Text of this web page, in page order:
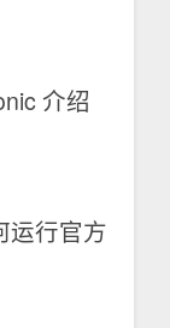
介绍
运行官方